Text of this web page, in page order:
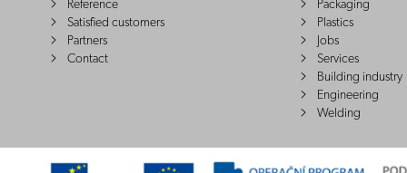
Reference
Satisfied customers
Partners
Contact
Packaging
Plastics
Jobs
Services
Building industry
Engineering
Welding